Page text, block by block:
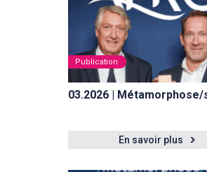
Publication
03.2026 | Métamorphose/
En savoir plus